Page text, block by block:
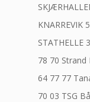
KNARREVIK
STATHELLE
78 70 Strand
64 77 77
70 03 TSG